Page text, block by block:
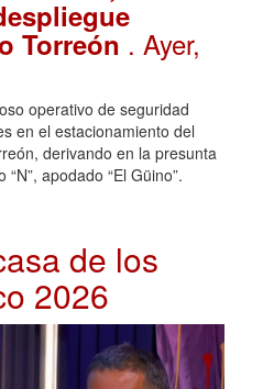
Torreón . Ayer,
operativo de seguridad
en el estacionamiento del
derivando en la presunta
apodado “El Güino”.
de los
2026